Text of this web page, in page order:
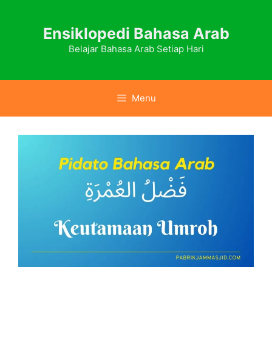
Ensiklopedi Bahasa Arab
Belajar Bahasa Arab Setiap Hari
Menu